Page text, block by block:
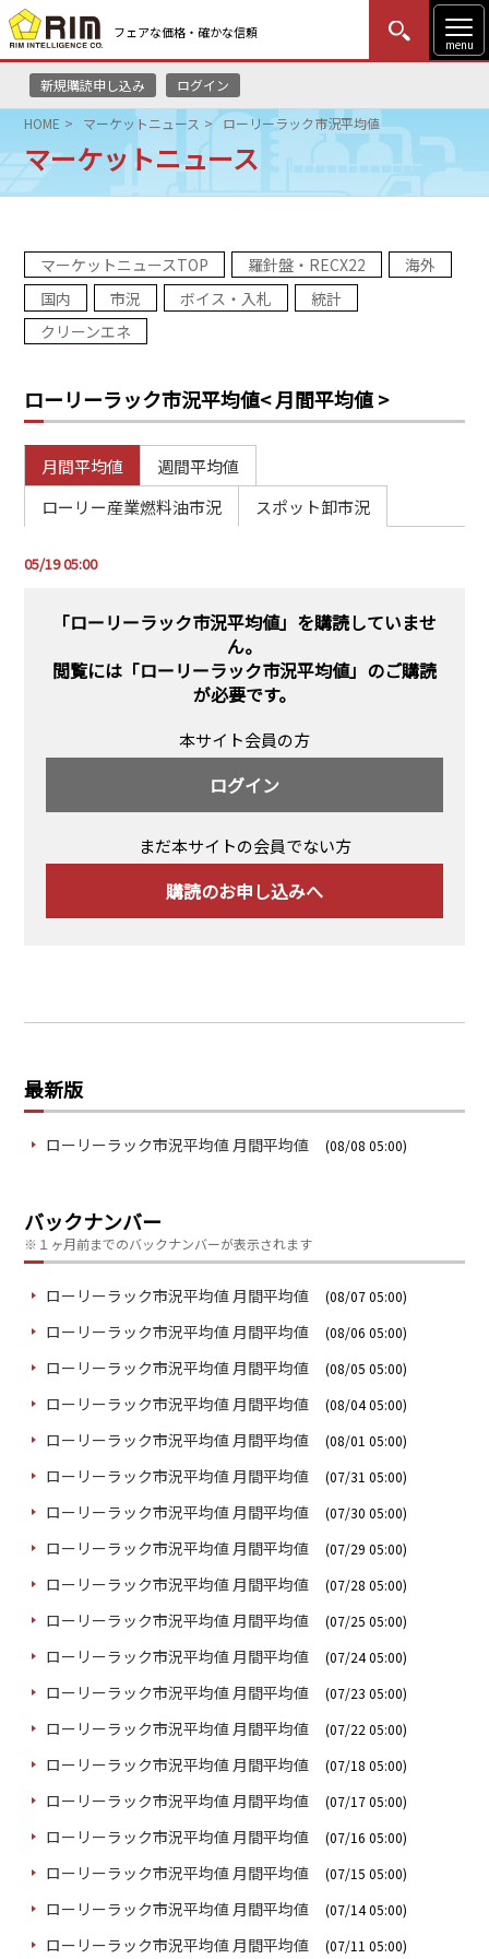
フェアな価格・確かな信頼
menu
新規購読申し込み ログイン
MENU
はじめての方
HOME
リムレポート
メソドロジー
コンサルティング
PRA原則
Q & A
お問い合わせ
サイトマップ
Rim Energy Media(韓国語)
HOME マーケットニュース ローリーラック市況平均値
マーケットニュース
マーケットニュースTOP 羅針盤・RECX22
海外
国内
市況 ボイス・入札
統計
クリーンエネ
ローリーラック市況平均値< 月間平均値 >
月間平均値
週間平均値
ローリー産業燃料油市況
スポット卸市況
05/19 05:00
「ローリーラック市況平均値」を購読していませ
ん。
閲覧には 「ローリーラック市況平均値」のご購読
が必要です。
本サイト会員の方
ログイン
まだ本サイトの会員でない方
購読のお申し込みへ
最新版
ローリーラック市況平均値 月間平均値 (08/08 05:00)
バックナンバー
※１ヶ月前までのバックナンバーが表示されます
ローリーラック市況平均値 月間平均値 (08/07 05:00)
ローリーラック市況平均値 月間平均値 (08/06 05:00)
ローリーラック市況平均値 月間平均値 (08/05 05:00)
ローリーラック市況平均値 月間平均値 (08/04 05:00)
ローリーラック市況平均値 月間平均値 (08/01 05:00)
ローリーラック市況平均値 月間平均値 (07/31 05:00)
ローリーラック市況平均値 月間平均値 (07/30 05:00)
ローリーラック市況平均値 月間平均値 (07/29 05:00)
ローリーラック市況平均値 月間平均値 (07/28 05:00)
ローリーラック市況平均値 月間平均値 (07/25 05:00)
ローリーラック市況平均値 月間平均値 (07/24 05:00)
ローリーラック市況平均値 月間平均値 (07/23 05:00)
ローリーラック市況平均値 月間平均値 (07/22 05:00)
ローリーラック市況平均値 月間平均値 (07/18 05:00)
ローリーラック市況平均値 月間平均値 (07/17 05:00)
ローリーラック市況平均値 月間平均値 (07/16 05:00)
ローリーラック市況平均値 月間平均値 (07/15 05:00)
ローリーラック市況平均値 月間平均値 (07/14 05:00)
ローリーラック市況平均値 月間平均値 (07/11 05:00)